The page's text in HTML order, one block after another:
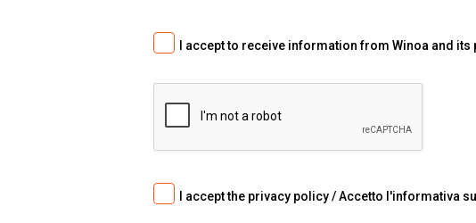
I accept to receive information from Winoa and
I accept the privacy policy / Accetto l'informativa